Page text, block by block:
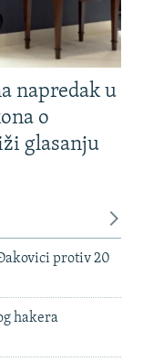
napredak u
o
glasanju
protiv 20
hakera